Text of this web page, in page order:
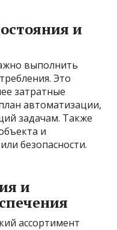
и
выполнить
Это
затратные
автоматизации,
задачам. Также
и
безопасности.
и
ассортимент